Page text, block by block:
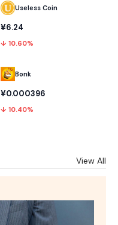
Useless Coin
¥6.24
↓ 10.60%
Bonk
¥0.000396
↓ 10.40%
View All